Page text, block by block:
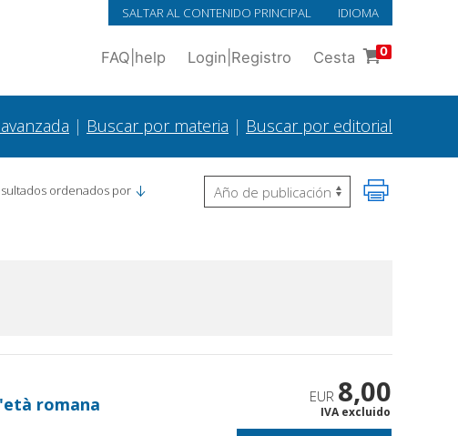
SALTAR AL CONTENIDO PRINCIPAL IDIOMA
FAQ help Login Registro Cesta 0
| Buscar por materia | Buscar por editorial
ordenados por
romana EUR 8,00
IVA excluido